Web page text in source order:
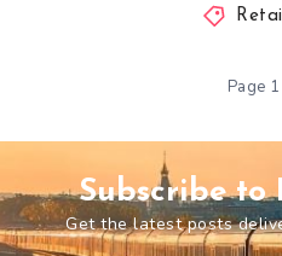
Page
Subscribe to
Get the latest posts